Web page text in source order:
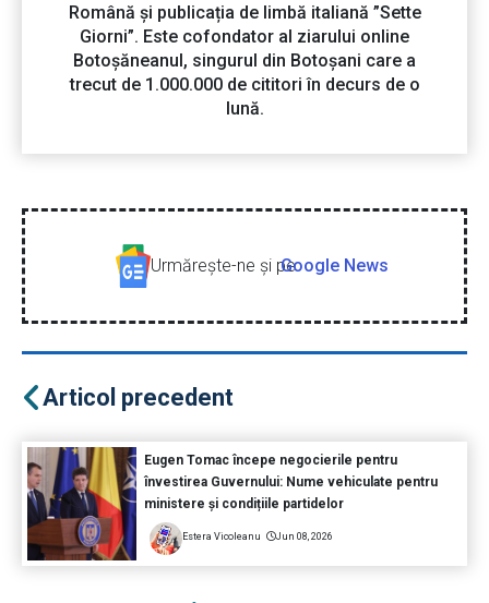
Română și publicația de limbă italiană ”Sette
Giorni”. Este cofondator al ziarului online
Botoșăneanul, singurul din Botoșani care a
trecut de 1.000.000 de cititori în decurs de o
lună.
Urmăreşte-ne şi peGoogle News
Articol precedent
Eugen Tomac începe negocierile pentru
învestirea Guvernului: Nume vehiculate pentru
ministere și condițiile partidelor
Estera Vicoleanu Jun 08, 2026